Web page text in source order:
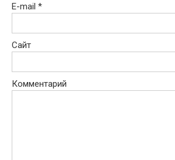
E-mail *
Сайт
Комментарий